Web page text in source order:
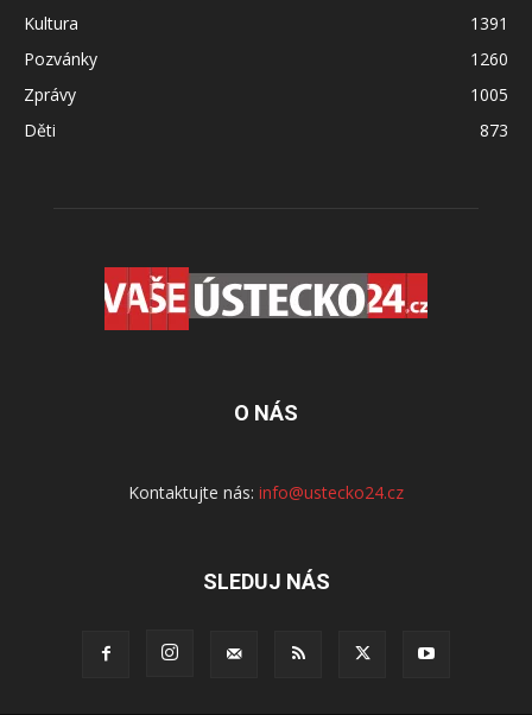
Kultura
1391
Pozvánky
1260
Zprávy
1005
Děti
873
O NÁS
Kontaktujte nás: info@ustecko24.cz
SLEDUJ NÁS